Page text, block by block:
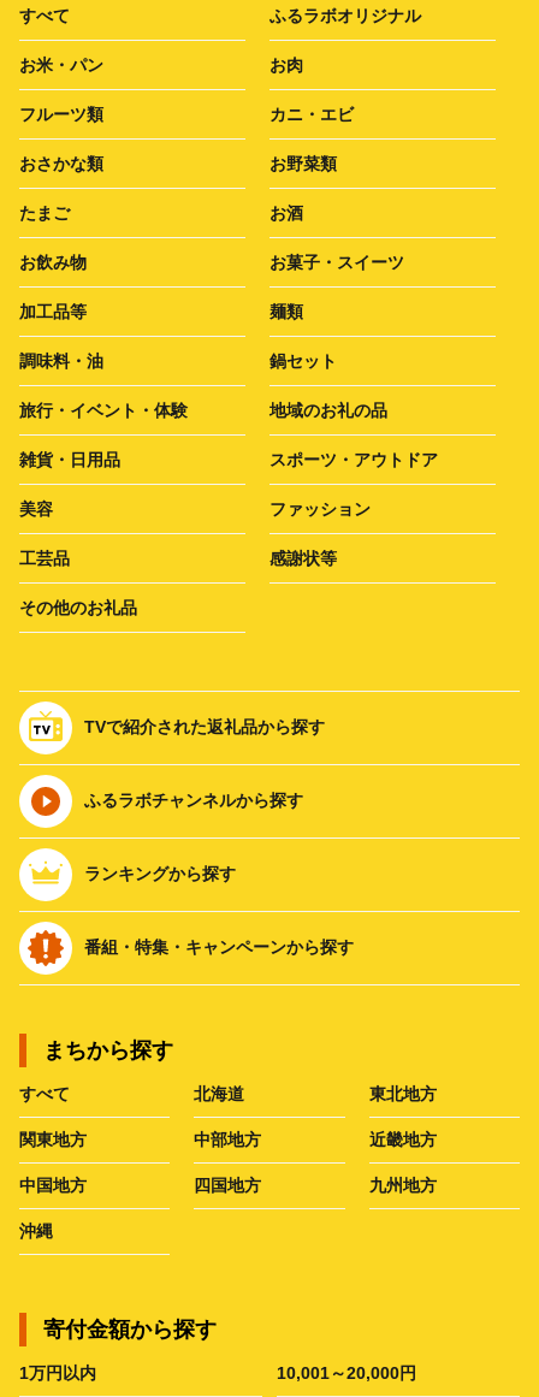
すべて ふるラボオリジナル
お米・パン お肉
フルーツ類 カニ・エビ
おさかな類 お野菜類
たまご お酒
お飲み物 お菓子・スイーツ
加工品等 麺類
調味料・油 鍋セット
旅行・イベント・体験 地域のお礼の品
雑貨・日用品 スポーツ・アウトドア
美容 ファッション
工芸品 感謝状等
その他のお礼品
TVで紹介された返礼品から探す
ふるラボチャンネルから探す
ランキングから探す
番組・特集・キャンペーンから探す
まちから探す
すべて 北海道 東北地方
関東地方 中部地方 近畿地方
中国地方 四国地方 九州地方
沖縄
寄付金額から探す
1万円以内 10,001～20,000円